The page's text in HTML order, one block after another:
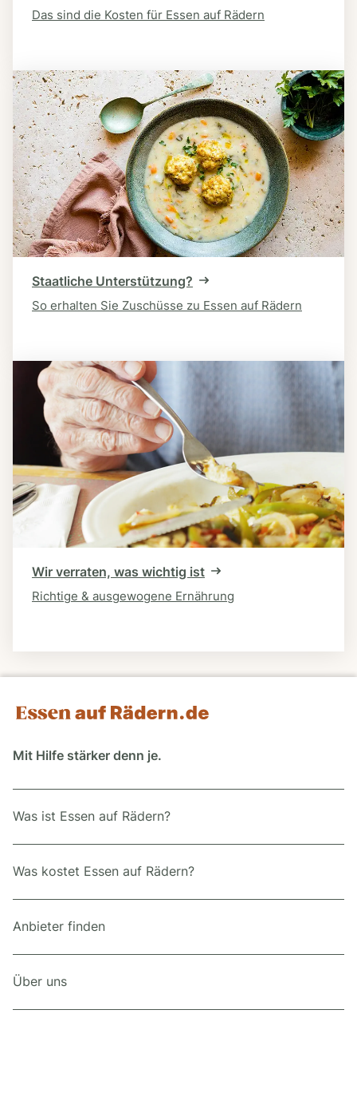
Das sind die Kosten für Essen auf Rädern
Staatliche Unterstützung?
So erhalten Sie Zuschüsse zu Essen auf Rädern
Wir verraten, was wichtig ist
Richtige & ausgewogene Ernährung
Mit Hilfe stärker denn je.
Was ist Essen auf Rädern?
Was kostet Essen auf Rädern?
Anbieter finden
Über uns